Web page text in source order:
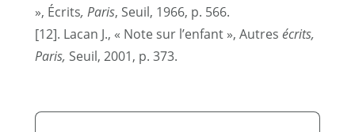
», Écrits, Paris, Seuil, 1966, p. 566.
[12]. Lacan J., « Note sur l’enfant », Autres écrits,
Paris, Seuil, 2001, p. 373.